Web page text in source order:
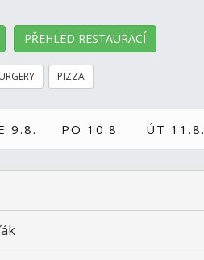
PŘEHLED RESTAURACÍ
PIZZA
9.8. PO 10.8. ÚT 11.8.